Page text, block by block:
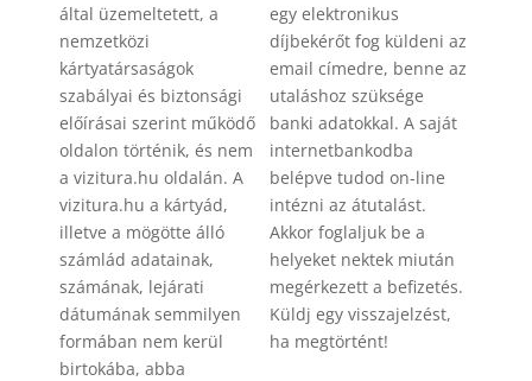
által üzemeltetett, a
nemzetközi
kártyatársaságok
szabályai és biztonsági
előírásai szerint működő
oldalon történik, és nem
a vizitura.hu oldalán. A
vizitura.hu a kártyád,
illetve a mögötte álló
számlád adatainak,
számának, lejárati
dátumának semmilyen
formában nem kerül
birtokába, abba
egy elektronikus
díjbekérőt fog küldeni az
email címedre, benne az
utaláshoz szüksége
banki adatokkal. A saját
internetbankodba
belépve tudod on-line
intézni az átutalást.
Akkor foglaljuk be a
helyeket nektek miután
megérkezett a befizetés.
Küldj egy visszajelzést,
ha megtörtént!